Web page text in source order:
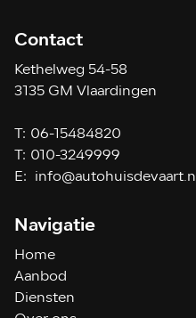
Contact
Kethelweg 54-58
3135 GM Vlaardingen
T: 06-15484820
T: 010-3249999
E:
info@autohuisdevaart.nl
Navigatie
Home
Aanbod
Diensten